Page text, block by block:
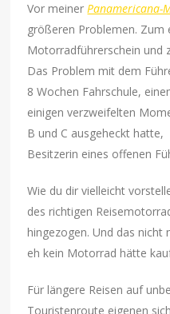
Vor meinerPanamericana-
größeren Problemen. Zum
Motorradführerschein und
Das Problem mit dem
8 Wochen Fahrschule,
einigen verzweifelten
B und C ausgeheckt
Besitzerin eines offenen
Wie du dir vielleicht
des richtigen
hingezogen. Und das nicht
eh kein Motorrad hätte
Für längere Reisen auf
Touristenroute eigenen